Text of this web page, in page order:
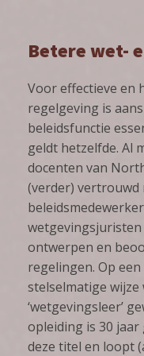
Betere wet-
Voor effectieve en
regelgeving is
beleidsfunctie
geldt hetzelfde. Al
docenten van
(verder) vertrouwd
ontwerpen en
regelingen. Op
stelselmatige wijze
‘wetgevingsleer’
opleiding is 30
deze titel en loopt